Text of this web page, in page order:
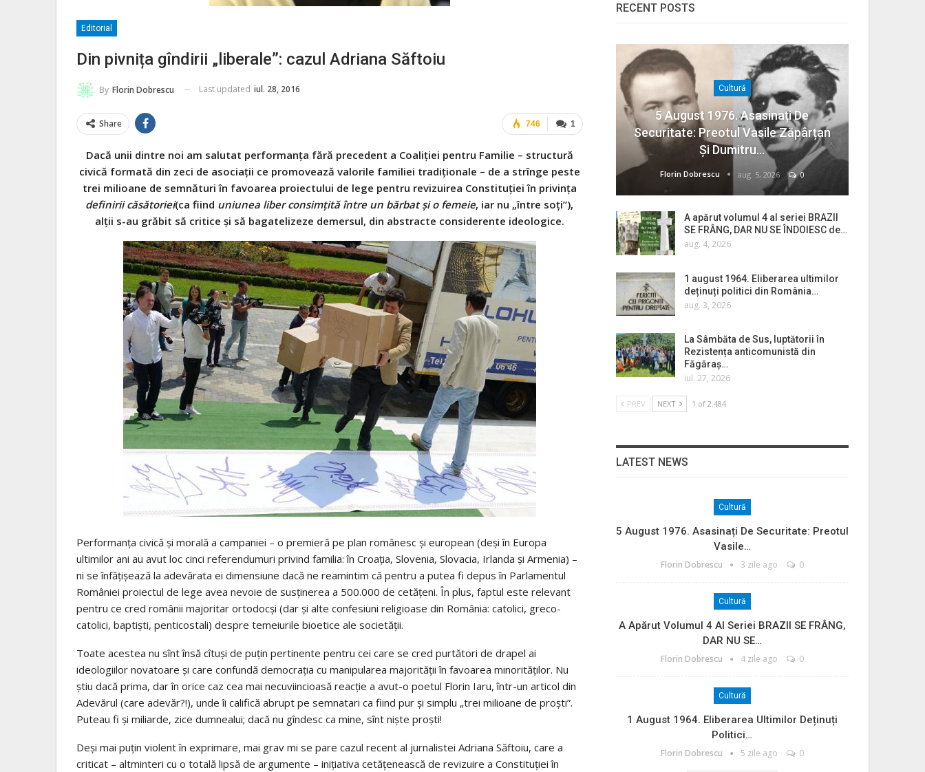
Editorial
Din pivnița gîndirii „liberale”: cazul Adriana Săftoiu
By Florin Dobrescu Last updated iul. 28, 2016
1
746
Share
Dacă unii dintre noi am salutat performanța fără precedent a Coaliției pentru Familie – structură
civică formată din zeci de asociații ce promovează valorile familiei tradiționale – de a strînge peste
trei milioane de semnături în favoarea proiectului de lege pentru revizuirea Constituției în privința
definirii căsătoriei(ca fiind uniunea liber consimțită între un bărbat și o femeie, iar nu „între soți”),
alții s-au grăbit să critice și să bagatelizeze demersul, din abstracte considerente ideologice.
Performanța civică și morală a campaniei – o premieră pe plan românesc și european (deși în Europa
ultimilor ani au avut loc cinci referendumuri privind familia: în Croația, Slovenia, Slovacia, Irlanda și Armenia) –
ni se înfățișează la adevărata ei dimensiune dacă ne reamintim că pentru a putea fi depus în Parlamentul
României proiectul de lege avea nevoie de susținerea a 500.000 de cetățeni. În plus, faptul este relevant
pentru ce cred românii majoritar ortodocși (dar și alte confesiuni religioase din România: catolici, greco-
catolici, baptiști, penticostali) despre temeiurile bioetice ale societății.
Toate acestea nu sînt însă cîtuși de puțin pertinente pentru cei care se cred purtători de drapel ai
ideologiilor novatoare și care confundă democrația cu manipularea majorității în favoarea minorităților. Nu
știu dacă prima, dar în orice caz cea mai necuviincioasă reacție a avut-o poetul Florin Iaru, într-un articol din
Adevărul (care adevăr?!), unde îi califică abrupt pe semnatari ca fiind pur și simplu „trei milioane de proști”.
Puteau fi și miliarde, zice dumnealui; dacă nu gîndesc ca mine, sînt niște proști!
Deși mai puțin violent în exprimare, mai grav mi se pare cazul recent al jurnalistei Adriana Săftoiu, care a
criticat – altminteri cu o totală lipsă de argumente – inițiativa cetățenească de revizuire a Constituției în
RECENT POSTS
Cultură
5 August 1976. Asasinați De
Securitate: Preotul Vasile Zăpârțan
Și Dumitru…
Florin Dobrescu aug. 5, 2026 0
A apărut volumul 4 al seriei BRAZII
SE FRÂNG, DAR NU SE ÎNDOIESC de…
aug. 4, 2026
1 august 1964. Eliberarea ultimilor
deținuți politici din România…
aug. 3, 2026
La Sâmbăta de Sus, luptătorii în
Rezistența anticomunistă din
Făgăraș…
iul. 27, 2026
PREV NEXT 1 of 2.484
LATEST NEWS
Cultură
5 August 1976. Asasinați De Securitate: Preotul
Vasile…
Florin Dobrescu 3 zile ago 0
Cultură
A Apărut Volumul 4 Al Seriei BRAZII SE FRÂNG,
DAR NU SE…
Florin Dobrescu 4 zile ago 0
Cultură
1 August 1964. Eliberarea Ultimilor Deținuți
Politici…
Florin Dobrescu 5 zile ago 0